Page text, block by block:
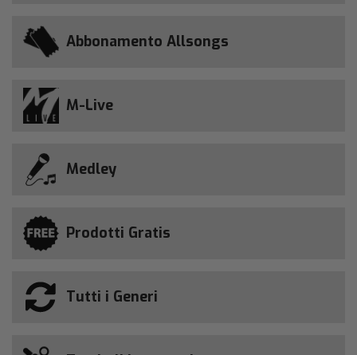
Abbonamento Allsongs
M-Live
Medley
Prodotti Gratis
Tutti i Generi